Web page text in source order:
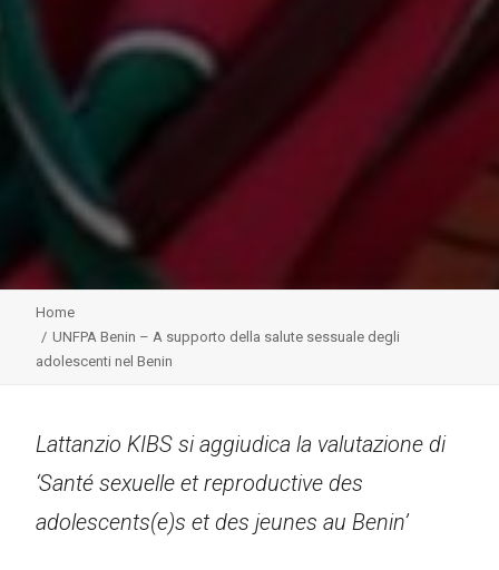
Home
UNFPA Benin – A supporto della salute sessuale degli
adolescenti nel Benin
Lattanzio KIBS si aggiudica la valutazione di
‘Santé sexuelle et reproductive des
adolescents(e)s et des jeunes au Benin’